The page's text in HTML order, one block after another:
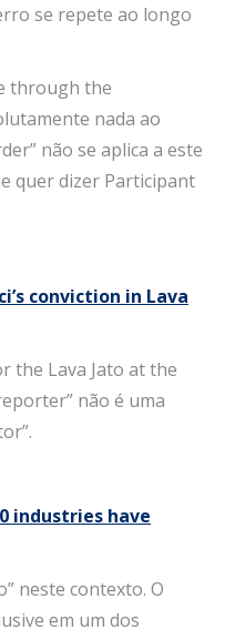
se repete ao longo
through the
nada ao
não se aplica a este
quer dizer Participant
conviction in Lava
the Lava Jato at the
não é uma
industries have
neste contexto. O
em um dos